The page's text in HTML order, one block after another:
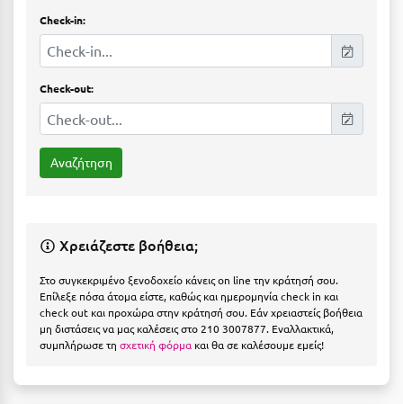
Ερμιόνη
Εύβοια
Ευρυτανία
Ζαγοροχώρια
Ηλεία
Ηράκλειο
Check-in:
Check-out:
Χρειάζεστε βοήθεια;
Στο συγκεκριμένο ξενοδοχείο κάνεις on line την κράτησή σου.
Επίλεξε πόσα άτομα είστε, καθώς και ημερομηνία check in και
check out και προχώρα στην κράτησή σου. Εάν χρειαστείς βοήθεια
μη διστάσεις να μας καλέσεις στο 210 3007877. Εναλλακτικά,
συμπλήρωσε τη σχετική φόρμα και θα σε καλέσουμε εμείς!